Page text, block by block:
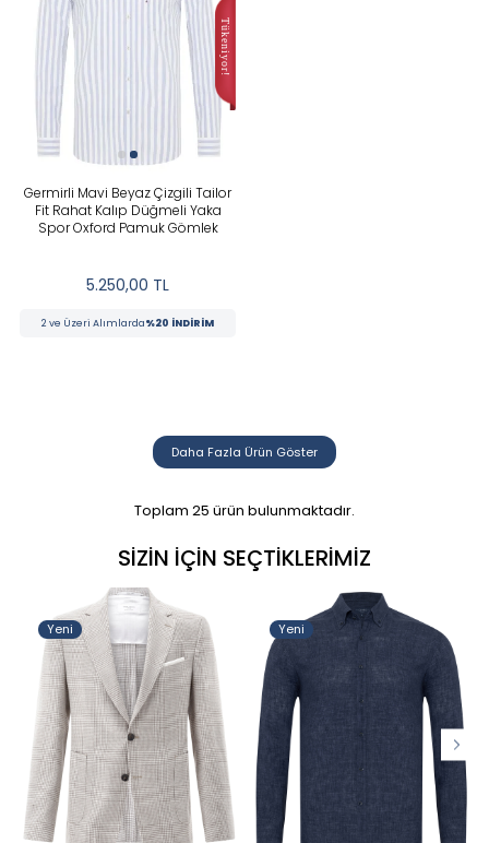
Germirli Mavi Beyaz Çizgili Tailor
Fit Rahat Kalıp Düğmeli Yaka
Spor Oxford Pamuk Gömlek
5.250,00 TL
2 ve Üzeri Alımlarda%20 İNDİRİM
Daha Fazla Ürün Göster
Toplam 25 ürün bulunmaktadır.
SIZIN İÇIN SEÇTIKLERIMIZ
Yeni Yeni